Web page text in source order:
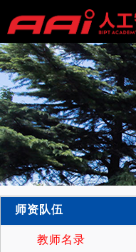
师资队伍
教师名录